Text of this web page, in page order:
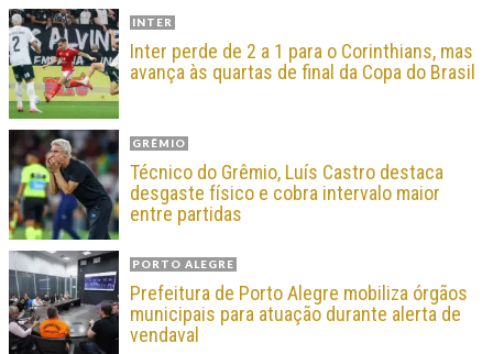
INTER
Inter perde de 2 a 1 para o Corinthians, mas
avança às quartas de final da Copa do Brasil
GRÊMIO
Técnico do Grêmio, Luís Castro destaca
desgaste físico e cobra intervalo maior
entre partidas
PORTO ALEGRE
Prefeitura de Porto Alegre mobiliza órgãos
municipais para atuação durante alerta de
vendaval